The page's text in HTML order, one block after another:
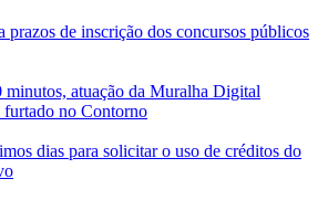
prazos de inscrição dos concursos públicos
minutos, atuação da Muralha Digital
furtado no Contorno
dias para solicitar o uso de créditos do